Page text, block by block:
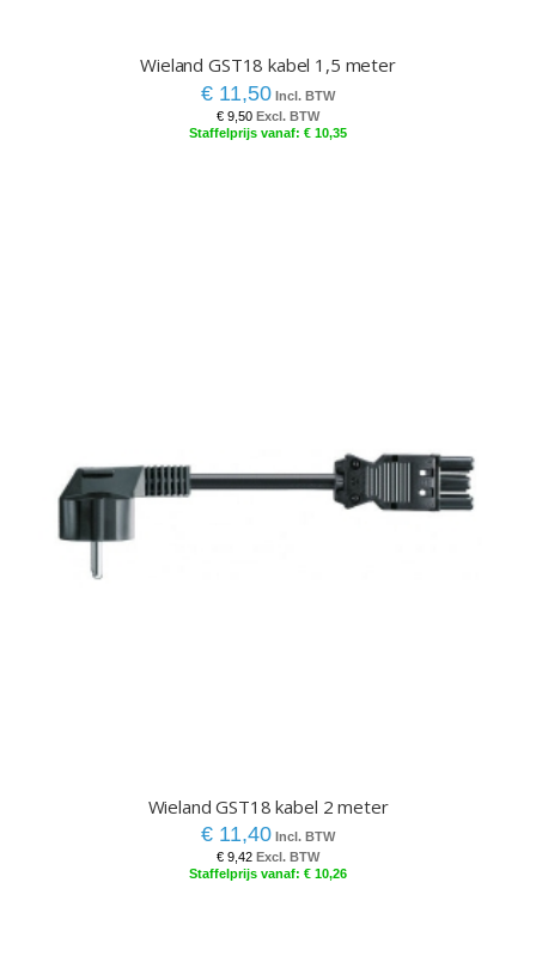
Wieland GST18 kabel 1,5 meter
€ 11,50
€ 9,50
€ 10,35
Wieland GST18 kabel 2 meter
€ 11,40
€ 9,42
€ 10,26